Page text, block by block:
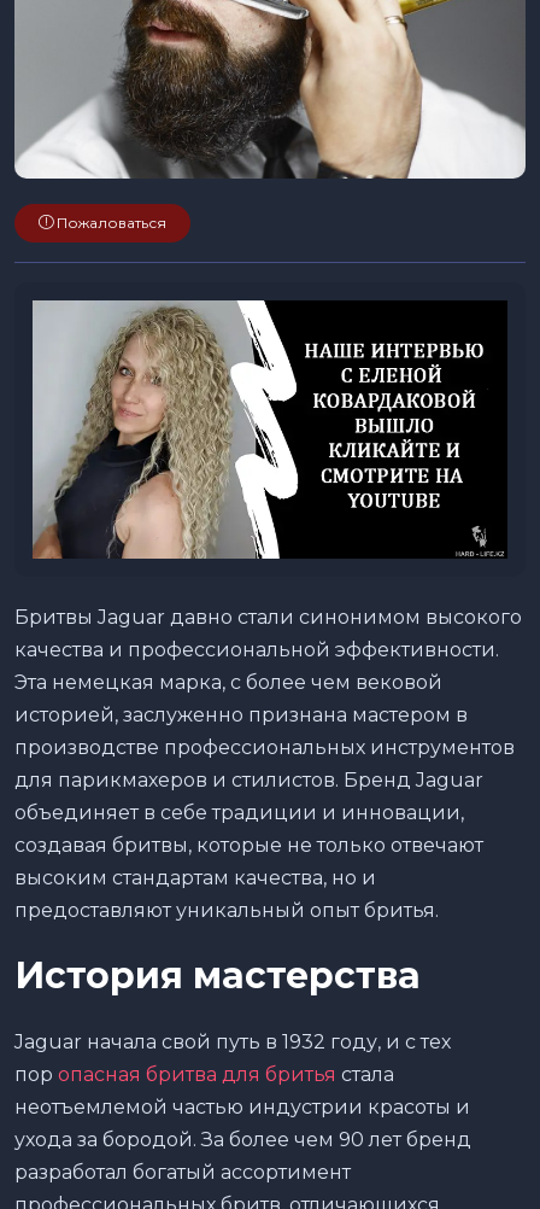
Пожаловаться
Бритвы Jaguar давно стали синонимом высокого
качества и профессиональной эффективности.
Эта немецкая марка, с более чем вековой
историей, заслуженно признана мастером в
производстве профессиональных инструментов
для парикмахеров и стилистов. Бренд Jaguar
объединяет в себе традиции и инновации,
создавая бритвы, которые не только отвечают
высоким стандартам качества, но и
предоставляют уникальный опыт бритья.
История мастерства
Jaguar начала свой путь в 1932 году, и с тех
пор опасная бритва для бритья стала
неотъемлемой частью индустрии красоты и
ухода за бородой. За более чем 90 лет бренд
разработал богатый ассортимент